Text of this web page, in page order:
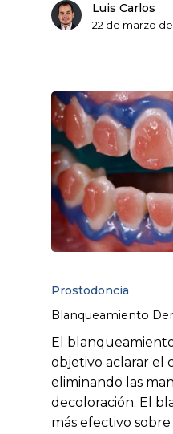
No hay
Luis Carlos
22 de marzo
Prostodoncia
Blanqueamiento
El
objetivo aclarar el
eliminando las
decoloración. El
más efectivo